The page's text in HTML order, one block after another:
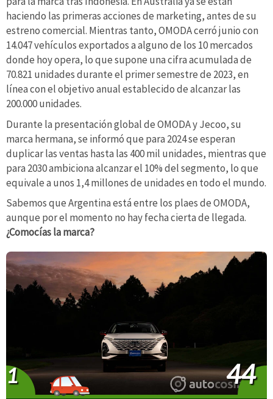
haciendo las primeras acciones de marketing, antes de su
estreno comercial. Mientras tanto, OMODA cerró junio con
14.047 vehículos exportados a alguno de los 10 mercados
donde hoy opera, lo que supone una cifra acumulada de
70.821 unidades durante el primer semestre de 2023, en
línea con el objetivo anual establecido de alcanzar las
200.000 unidades.
Durante la presentación global de OMODA y Jecoo, su
marca hermana, se informó que para 2024 se esperan
duplicar las ventas hasta las 400 mil unidades, mientras que
para 2030 ambiciona alcanzar el 10% del segmento, lo que
equivale a unos 1,4 millones de unidades en todo el mundo.
Sabemos que Argentina está entre los plaes de OMODA,
aunque por el momento no hay fecha cierta de llegada.
¿Comocías la marca?
1 44